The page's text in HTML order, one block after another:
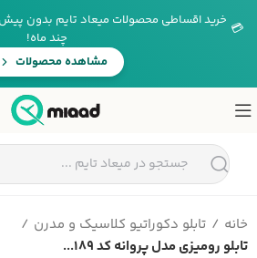
💳 خرید اقساطی محصولات میعاد تایم بدون
چند ماه!
مشاهده محصولات
خانه
تابلو دکوراتیو کلاسیک و مدرن
تابلو رومیزی مدل پروانه کد 189...